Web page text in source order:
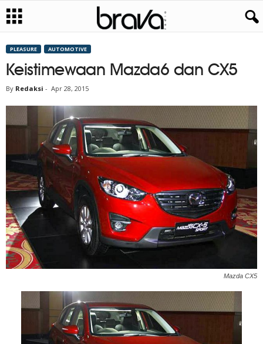
PLEASURE AUTOMOTIVE
Keistimewaan Mazda6 dan CX5
By Redaksi - Apr 28, 2015
Mazda CX5